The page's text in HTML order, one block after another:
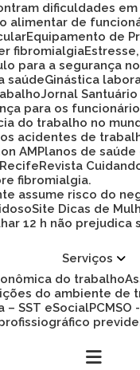
dificuldades
alimentar de
Equipamento de
fibromialgia
para a segurança
saúde
Ginástica
Jornal
para os
do trabalho no
acidentes de
AM
Planos de
Revista
fibromialgia.
assume risco do
Site Dicas de
12 h não
Serviços
do trabalho
do ambiente de
– SST eSocial
profissiográfico